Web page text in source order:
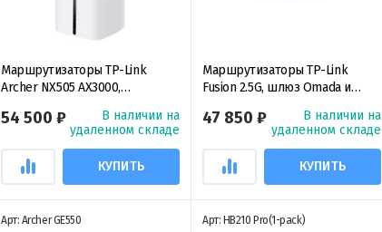
Маршрутизаторы TP-Link
Archer NX505 AX3000,
маршрутизатор Wi-Fi 6
54 500 ₽
В наличии на
удаленном складе
КУПИТЬ
Маршрутизаторы TP-Link
Fusion 2.5G, шлюз Omada и
47 850 ₽
В наличии на
удаленном складе
КУПИТЬ
Арт: Archer GE550 Арт: HB210 Pro(1-pack)